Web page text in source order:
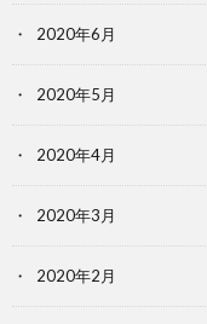
2020年6月
2020年5月
2020年4月
2020年3月
2020年2月